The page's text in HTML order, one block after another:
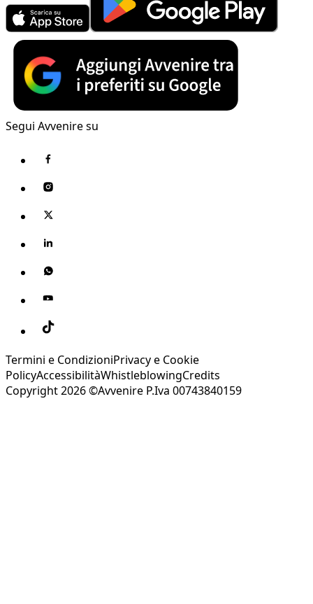
Segui Avvenire su
Termini e CondizioniPrivacy e Cookie
PolicyAccessibilitàWhistleblowingCredits
Copyright 2026 ©Avvenire P.Iva 00743840159